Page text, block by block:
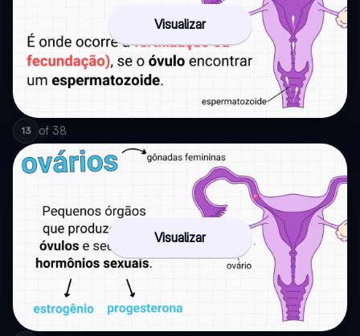
Visualizar
13 of 38
Visualizar